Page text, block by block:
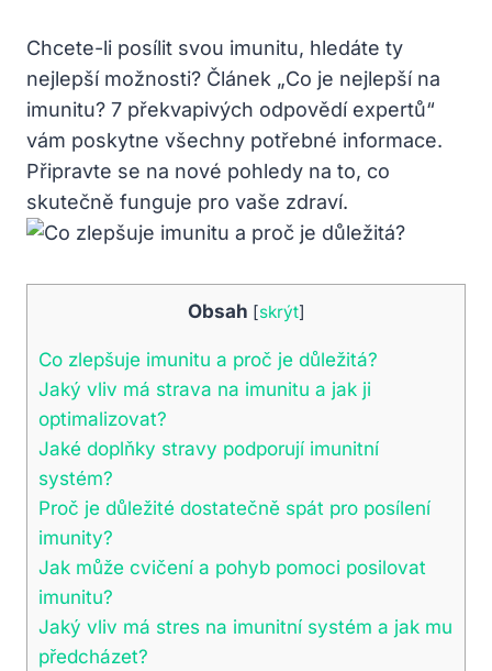
Chcete-li posílit svou imunitu, hledáte ty
nejlepší možnosti? Článek „Co je nejlepší na
imunitu? 7 překvapivých odpovědí expertů“
vám poskytne všechny potřebné informace.
Připravte se na nové pohledy na to, co
skutečně funguje pro vaše zdraví.
Obsah [skrýt]
Co zlepšuje imunitu a proč je důležitá?
Jaký vliv má strava na imunitu a jak ji
optimalizovat?
Jaké doplňky stravy podporují imunitní
systém?
Proč je důležité dostatečně spát pro posílení
imunity?
Jak může cvičení a pohyb pomoci posilovat
imunitu?
Jaký vliv má stres na imunitní systém a jak mu
předcházet?